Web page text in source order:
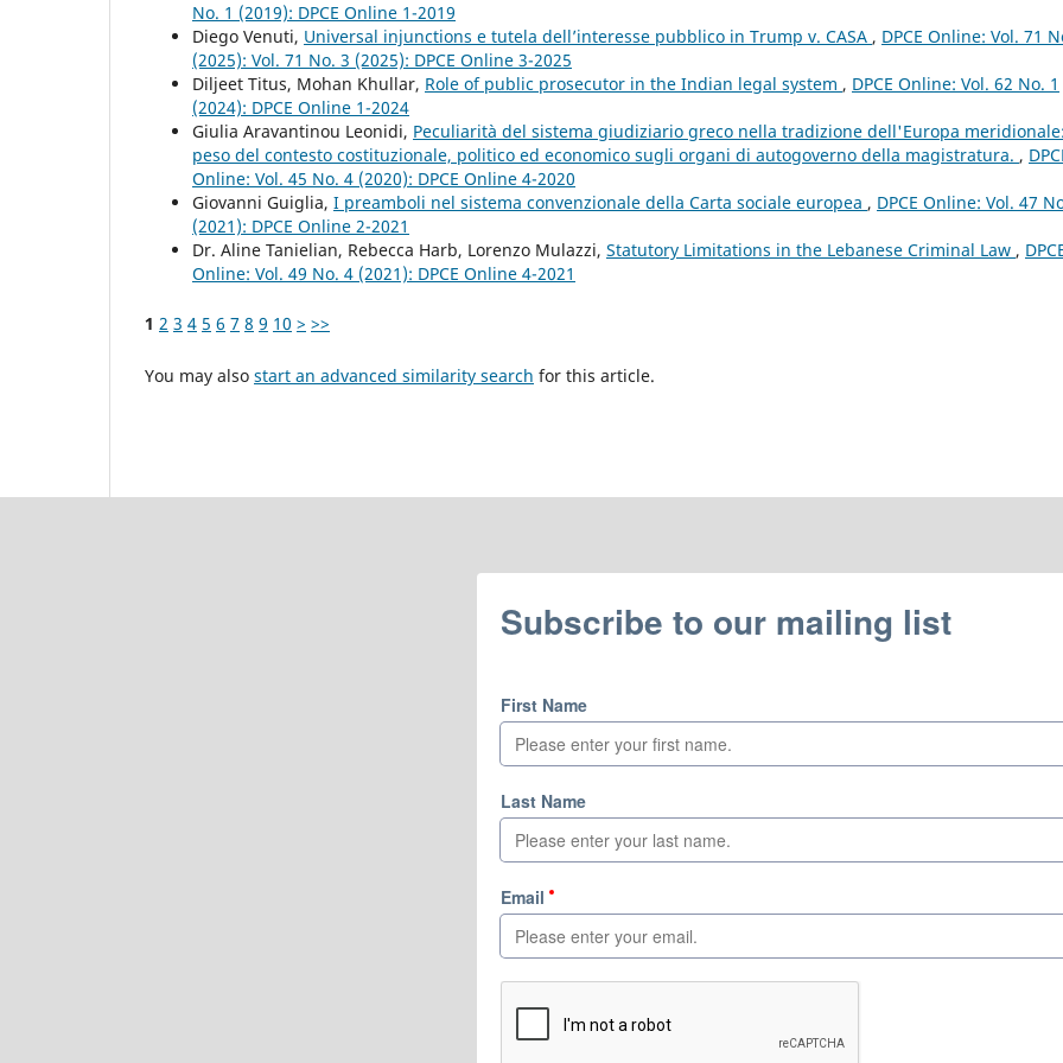
No. 1 (2019): DPCE Online 1-2019
Diego Venuti, Universal injunctions e tutela dell’interesse pubblico in Trump v. CASA , DPCE Online: Vol. 71
(2025): Vol. 71 No. 3 (2025): DPCE Online 3-2025
Diljeet Titus, Mohan Khullar, Role of public prosecutor in the Indian legal system , DPCE Online: Vol. 62 No. 1
(2024): DPCE Online 1-2024
Giulia Aravantinou Leonidi, Peculiarità del sistema giudiziario greco nella tradizione dell'Europa
peso del contesto costituzionale, politico ed economico sugli organi di autogoverno della magistratura. ,
Online: Vol. 45 No. 4 (2020): DPCE Online 4-2020
Giovanni Guiglia, I preamboli nel sistema convenzionale della Carta sociale europea , DPCE Online: Vol. 47
(2021): DPCE Online 2-2021
Dr. Aline Tanielian, Rebecca Harb, Lorenzo Mulazzi, Statutory Limitations in the Lebanese Criminal Law ,
Online: Vol. 49 No. 4 (2021): DPCE Online 4-2021
1 2 3 4 5 6 7 8 9 10 > >>
You may also start an advanced similarity search for this article.